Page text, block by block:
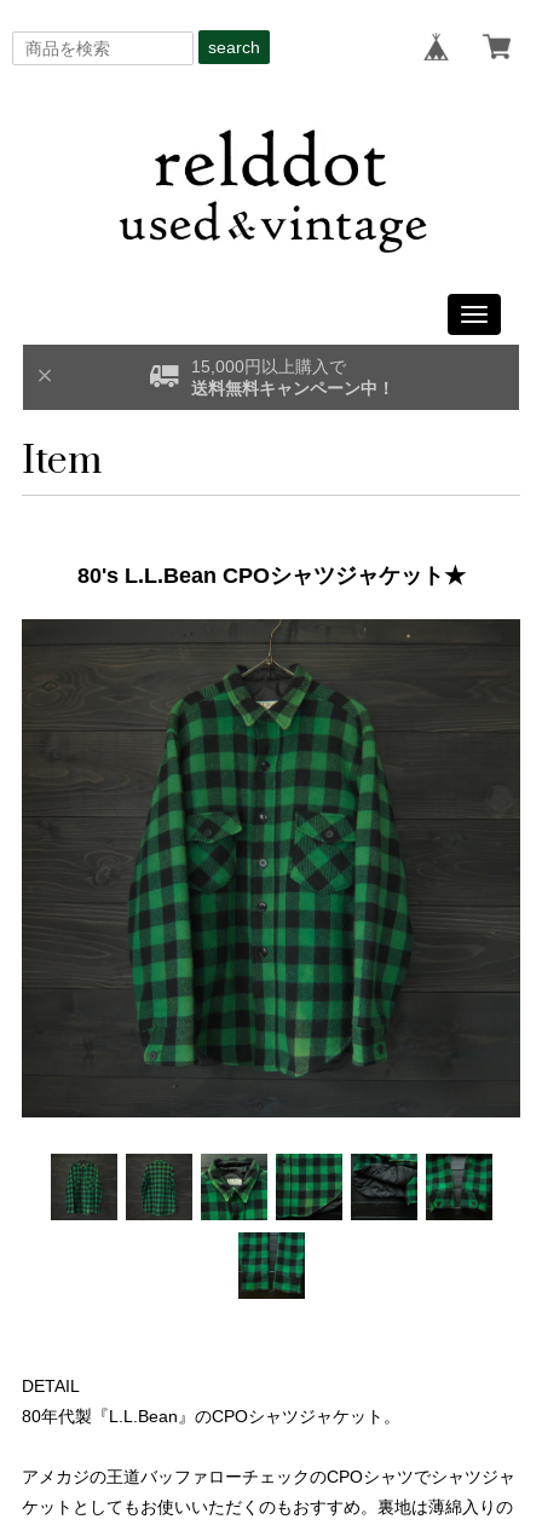
search
Toggle
15,000円以上購入で
送料無料キャンペーン中！
Item
80's L.L.Bean CPOシャツジャケット★
DETAIL
80年代製『L.L.Bean』のCPOシャツジャケット。
アメカジの王道バッファローチェックのCPOシャツでシャツジャ
ケットとしてもお使いいただくのもおすすめ。裏地は薄綿入りの